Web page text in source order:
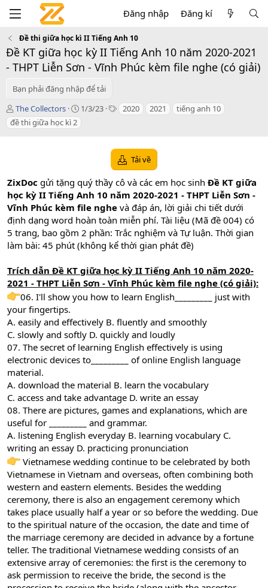
Đăng nhập Đăng kí
Đề thi giữa học kì II Tiếng Anh 10
Đề KT giữa học kỳ II Tiếng Anh 10 năm 2020-2021
- THPT Liễn Sơn - Vĩnh Phúc kèm file nghe (có giải)
Bạn phải đăng nhập để tải
T
á
c
The Collectors
C
n
d
a
e
1/3/23
T 2020 2021
tiếng anh 10
đề thi giữa học kì 2
Tải về
ZixDoc gửi tặng quý thầy cô và các em học sinh Đề KT giữa
học kỳ II Tiếng Anh 10 năm 2020-2021 - THPT Liễn Sơn -
Vĩnh Phúc kèm file nghe và đáp án, lời giải chi tiết dưới
định dạng word hoàn toàn miễn phí. Tài liệu (Mã đề 004) có
5 trang, bao gồm 2 phần: Trắc nghiệm và Tự luận. Thời gian
làm bài: 45 phút (không kể thời gian phát đề)
Trích dẫn Đề KT giữa học kỳ II Tiếng Anh 10 năm 2020-
2021 - THPT Liễn Sơn - Vĩnh Phúc kèm file nghe (có giải):
06. I'll show you how to learn English_________ just with
your fingertips.
A. easily and effectively B. fluently and smoothly
C. slowly and softly D. quickly and loudly
07. The secret of learning English effectively is using
electronic devices to_________ of online English language
material.
A. download the material B. learn the vocabulary
C. access and take advantage D. write an essay
08. There are pictures, games and explanations, which are
useful for _________ and grammar.
A. listening English everyday B. learning vocabulary C.
writing an essay D. practicing pronunciation
Vietnamese wedding continue to be celebrated by both
Vietnamese in Vietnam and overseas, often combining both
western and eastern elements. Besides the wedding
ceremony, there is also an engagement ceremony which
takes place usually half a year or so before the wedding. Due
to the spiritual nature of the occasion, the date and time of
the marriage ceremony are decided in advance by a fortune
teller. The traditional Vietnamese wedding consists of an
extensive array of ceremonies: the first is the ceremony to
ask permission to receive the bride, the second is the